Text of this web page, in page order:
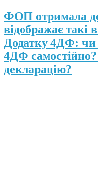
ФОП отримала
відображає такі
Додатку 4ДФ:
4ДФ
декларацію?